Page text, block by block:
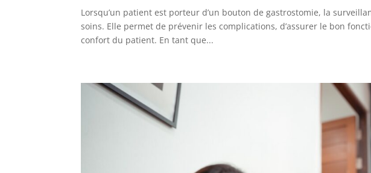
Lorsqu’un patient est porteur d’un bouton de gastrostomie, la
soins. Elle permet de prévenir les complications, d’assurer le bon
confort du patient. En tant que...